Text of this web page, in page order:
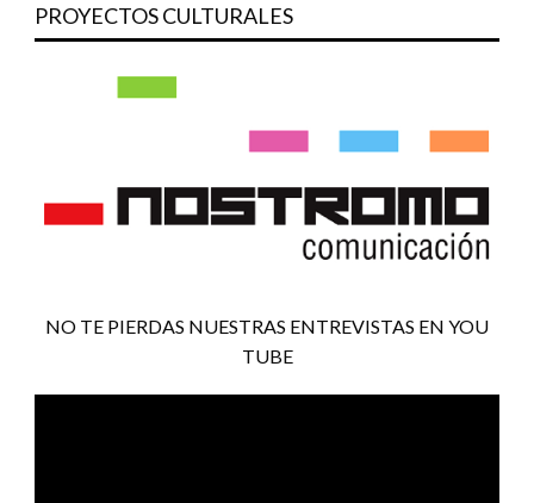
PROYECTOS CULTURALES
NO TE PIERDAS NUESTRAS ENTREVISTAS EN YOU
TUBE